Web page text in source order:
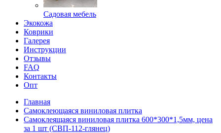
Садовая мебель
Экокожа
Коврики
Галерея
Инструкции
Отзывы
FAQ
Контакты
Опт
Главная
Самоклеющаяся виниловая плитка
Самоклеящаяся виниловая плитка 600*300*1,5мм, цена
за 1 шт (СВП-112-глянец)